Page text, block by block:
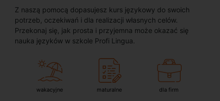
Z naszą pomocą dopasujesz kurs językowy do swoich
potrzeb, oczekiwań i dla realizacji własnych celów.
Przekonaj się, jak prosta i przyjemna może okazać się
nauka języków w szkole Profi Lingua.
wakacyjne maturalne dla firm